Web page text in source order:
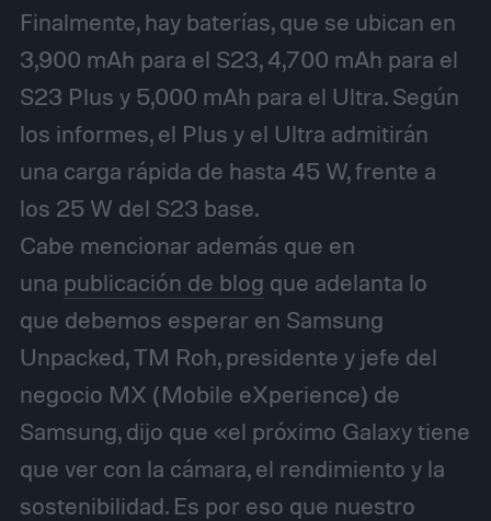
Finalmente, hay baterías, que se ubican en
3,900 mAh para el S23, 4,700 mAh para el
S23 Plus y 5,000 mAh para el Ultra. Según
los informes, el Plus y el Ultra admitirán
una carga rápida de hasta 45 W, frente a
los 25 W del S23 base.
Cabe mencionar además que en
una publicación de blog que adelanta lo
que debemos esperar en Samsung
Unpacked, TM Roh, presidente y jefe del
negocio MX (Mobile eXperience) de
Samsung, dijo que «el próximo Galaxy tiene
que ver con la cámara, el rendimiento y la
sostenibilidad. Es por eso que nuestro